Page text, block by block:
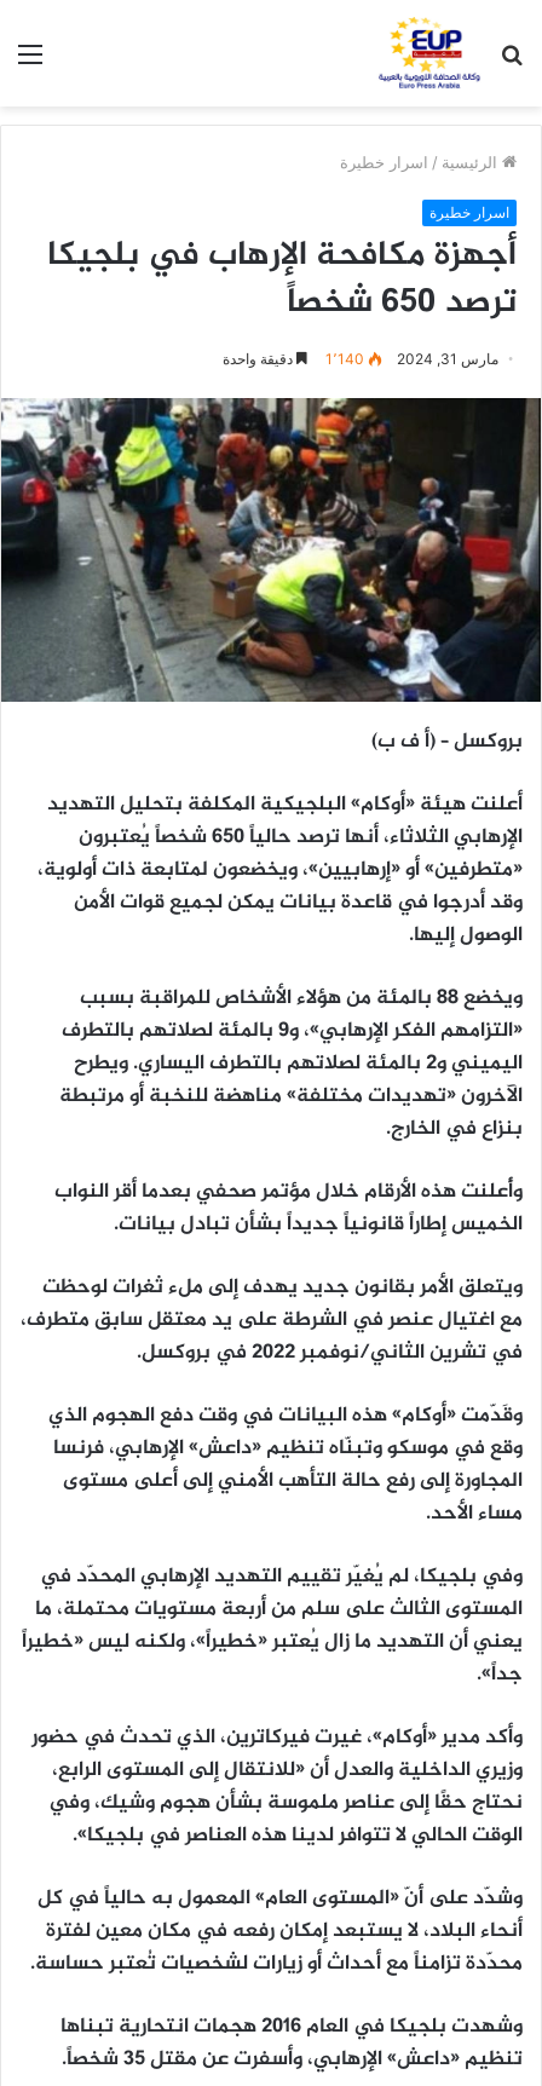
عن
الرئيسية / اسرار خطيرة
اسرار خطيرة
أجهزة مكافحة الإرهاب في بلجيكا
ترصد 650 شخصاً
مارس 31, 2024 1٬140 دقيقة واحدة
بروكسل – (أ ف ب)
أعلنت هيئة «أوكام» البلجيكية المكلفة بتحليل التهديد
الإرهابي الثلاثاء، أنها ترصد حالياً 650 شخصاً يُعتبرون
«متطرفين» أو «إرهابيين»، ويخضعون لمتابعة ذات أولوية،
وقد أدرجوا في قاعدة بيانات يمكن لجميع قوات الأمن
الوصول إليها.
ويخضع 88 بالمئة من هؤلاء الأشخاص للمراقبة بسبب
«التزامهم الفكر الإرهابي»، و9 بالمئة لصلاتهم بالتطرف
اليميني و2 بالمئة لصلاتهم بالتطرف اليساري. ويطرح
الآخرون «تهديدات مختلفة» مناهضة للنخبة أو مرتبطة
بنزاع في الخارج.
وأُعلنت هذه الأرقام خلال مؤتمر صحفي بعدما أقر النواب
الخميس إطاراً قانونياً جديداً بشأن تبادل بيانات.
ويتعلق الأمر بقانون جديد يهدف إلى ملء ثغرات لوحظت
مع اغتيال عنصر في الشرطة على يد معتقل سابق متطرف،
في تشرين الثاني/نوفمبر 2022 في بروكسل.
وقَدّمت «أوكام» هذه البيانات في وقت دفع الهجوم الذي
وقع في موسكو وتبنّاه تنظيم «داعش» الإرهابي، فرنسا
المجاورة إلى رفع حالة التأهب الأمني إلى أعلى مستوى
مساء الأحد.
وفي بلجيكا، لم يُغيّر تقييم التهديد الإرهابي المحدّد في
المستوى الثالث على سلم من أربعة مستويات محتملة، ما
يعني أن التهديد ما زال يُعتبر «خطيراً»، ولكنه ليس «خطيراً
جداً».
وأكد مدير «أوكام»، غيرت فيركاترين، الذي تحدث في حضور
وزيري الداخلية والعدل أن «للانتقال إلى المستوى الرابع،
نحتاج حقًا إلى عناصر ملموسة بشأن هجوم وشيك، وفي
الوقت الحالي لا تتوافر لدينا هذه العناصر في بلجيكا».
وشدّد على أنّ «المستوى العام» المعمول به حالياً في كل
أنحاء البلاد، لا يستبعد إمكان رفعه في مكان معين لفترة
محدّدة تزامناً مع أحداث أو زيارات لشخصيات تُعتبر حساسة.
وشهدت بلجيكا في العام 2016 هجمات انتحارية تبناها
تنظيم «داعش» الإرهابي، وأسفرت عن مقتل 35 شخصاً.